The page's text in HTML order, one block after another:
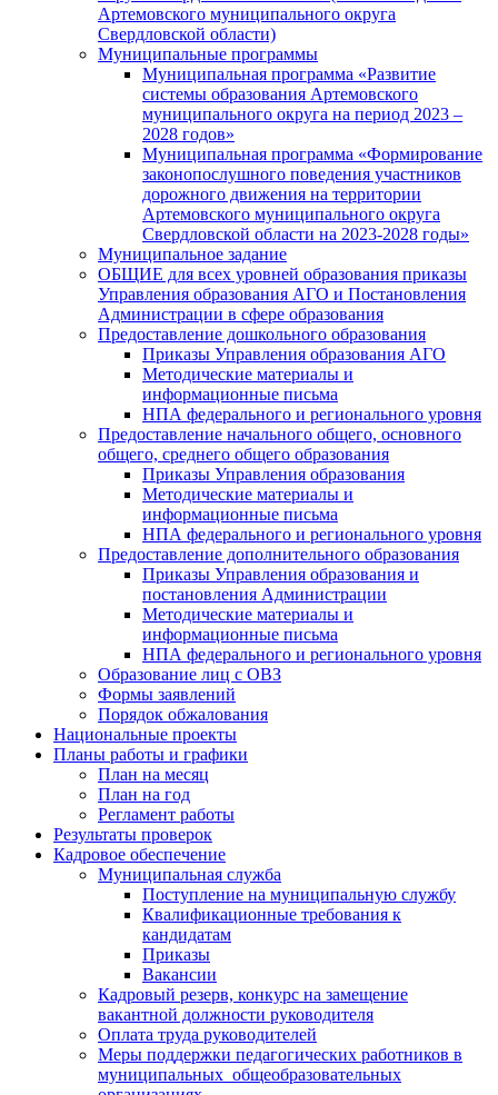
Артемовского муниципального округа
Свердловской области)
Муниципальные программы
Муниципальная программа «Развитие
системы образования Артемовского
муниципального округа на период 2023 –
2028 годов»
Муниципальная программа «Формирование
законопослушного поведения участников
дорожного движения на территории
Артемовского муниципального округа
Свердловской области на 2023-2028 годы»
Муниципальное задание
ОБЩИЕ для всех уровней образования приказы
Управления образования АГО и Постановления
Администрации в сфере образования
Предоставление дошкольного образования
Приказы Управления образования АГО
Методические материалы и
информационные письма
НПА федерального и регионального уровня
Предоставление начального общего, основного
общего, среднего общего образования
Приказы Управления образования
Методические материалы и
информационные письма
НПА федерального и регионального уровня
Предоставление дополнительного образования
Приказы Управления образования и
постановления Администрации
Методические материалы и
информационные письма
НПА федерального и регионального уровня
Образование лиц с ОВЗ
Формы заявлений
Порядок обжалования
Национальные проекты
Планы работы и графики
План на месяц
План на год
Регламент работы
Результаты проверок
Кадровое обеспечение
Муниципальная служба
Поступление на муниципальную службу
Квалификационные требования к
кандидатам
Приказы
Вакансии
Кадровый резерв, конкурс на замещение
вакантной должности руководителя
Оплата труда руководителей
Меры поддержки педагогических работников в
муниципальных общеобразовательных